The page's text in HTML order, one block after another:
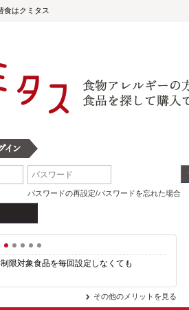
食はクミタス
パスワードの再設定/パスワードを忘れた場合
1 2 3 4
限対象食品を毎回設定しなくても
その他のメリットを見る